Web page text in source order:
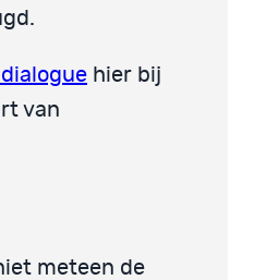
hier bij
van
meteen de